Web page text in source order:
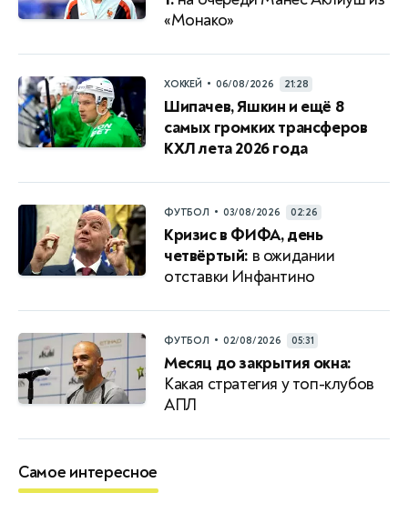
«Монако»
ХОККЕЙ • 06/08/2026 21:28
Шипачев, Яшкин и ещё 8
самых громких трансферов
КХЛ лета 2026 года
ФУТБОЛ • 03/08/2026 02:26
Кризис в ФИФА, день
четвёртый: в ожидании
отставки Инфантино
ФУТБОЛ • 02/08/2026 05:31
Месяц до закрытия окна:
Какая стратегия у топ-клубов
АПЛ
Самое интересное